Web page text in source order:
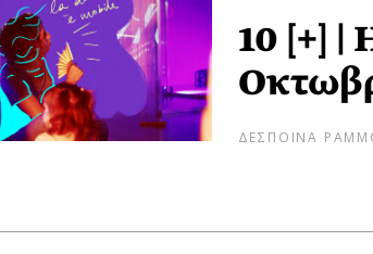
10 [+] |
ΔΕΣΠΟΙΝΑ